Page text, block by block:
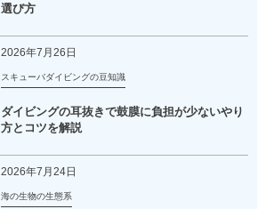
選び方
2026年7月26日
スキューバダイビングの豆知識
ダイビングの耳抜きで鼓膜に負担が少ないやり
方とコツを解説
2026年7月24日
海の生物の生態系